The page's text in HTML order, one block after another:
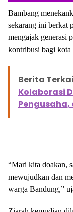
Bambang
sekarang ini berkat
mengajak generasi
kontribusi bagi kota
Berita
Kolaborasi
“Mari kita doakan,
mewujudkan dan
warga Bandung,”